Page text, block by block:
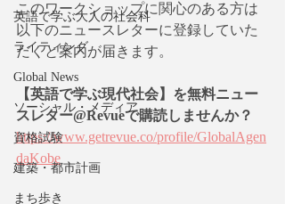
英語で学ぶ大人の社会科
ライティング
Global News
ソーシャル・メディア
資格試験
建築・都市計画
まち歩き
このワークショップに関心のある方は
以下のニュースレターに登録していた
だくと案内が届きます。
【英語で学ぶ現代社会】を無料ニュー
スレター@Revueで購読しませんか？
https://www.getrevue.co/profile/GlobalAgen
daKobe